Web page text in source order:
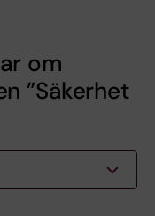
om
”Säkerhet